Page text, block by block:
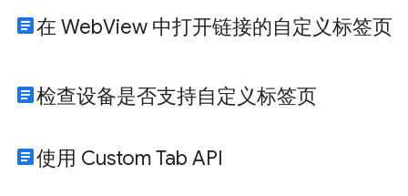
article在 WebView 中打开链接的自定义标签页
article检查设备是否支持自定义标签页
article使用 Custom Tab API